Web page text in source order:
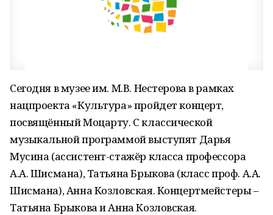
Сегодня в музее им. М.В. Нестерова в рамках
нацпроекта «Культура» пройдет концерт,
посвящённый Моцарту. С классической
музыкальной программой выступят Дарья
Мусина (ассистент-стажёр класса профессора
А.А. Шисмана), Татьяна Брыкова (класс проф. А.А.
Шисмана), Анна Козловская. Концертмейстеры –
Татьяна Брыкова и Анна Козловская.